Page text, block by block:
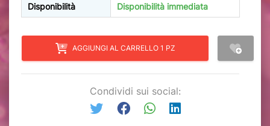
Disponibilità Disponibilità immediata
AGGIUNGI AL CARRELLO 1 PZ
Condividi sui social: